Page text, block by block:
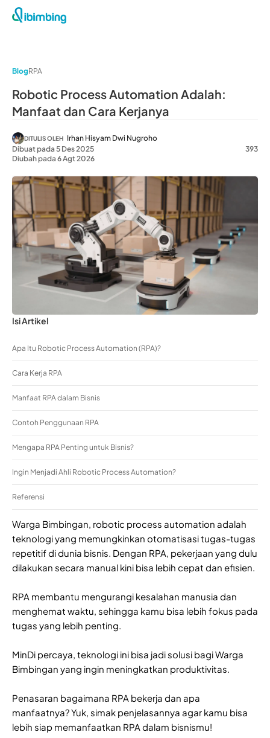
BlogRPA
Robotic Process Automation Adalah:
Manfaat dan Cara Kerjanya
DITULIS OLEH Irhan Hisyam Dwi Nugroho
Dibuat pada 5 Des 2025
Diubah pada 6 Agt 2026
393
Isi Artikel
Apa Itu Robotic Process Automation (RPA)?
Cara Kerja RPA
Manfaat RPA dalam Bisnis
Contoh Penggunaan RPA
Mengapa RPA Penting untuk Bisnis?
Ingin Menjadi Ahli Robotic Process Automation?
Referensi
Warga Bimbingan, robotic process automation adalah
teknologi yang memungkinkan otomatisasi tugas-tugas
repetitif di dunia bisnis. Dengan RPA, pekerjaan yang dulu
dilakukan secara manual kini bisa lebih cepat dan efisien.
RPA membantu mengurangi kesalahan manusia dan
menghemat waktu, sehingga kamu bisa lebih fokus pada
tugas yang lebih penting.
MinDi percaya, teknologi ini bisa jadi solusi bagi Warga
Bimbingan yang ingin meningkatkan produktivitas.
Penasaran bagaimana RPA bekerja dan apa
manfaatnya? Yuk, simak penjelasannya agar kamu bisa
lebih siap memanfaatkan RPA dalam bisnismu!